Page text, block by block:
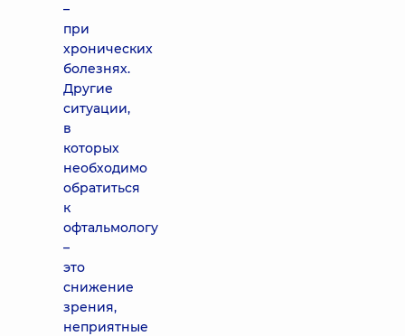
–
при
хронических
болезнях.
Другие
ситуации,
в
которых
необходимо
обратиться
к
офтальмологу
–
это
снижение
зрения,
неприятные